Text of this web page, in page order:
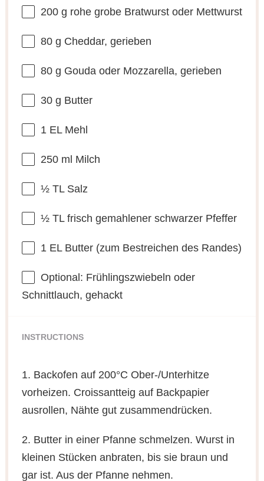
200 g rohe grobe Bratwurst oder Mettwurst
80 g Cheddar, gerieben
80 g Gouda oder Mozzarella, gerieben
30 g Butter
1EL Mehl
250ml Milch
½TL Salz
½TL frisch gemahlener schwarzer Pfeffer
1EL Butter (zum Bestreichen des Randes)
Optional: Frühlingszwiebeln oder
Schnittlauch, gehackt
INSTRUCTIONS
1. Backofen auf 200°C Ober-/Unterhitze
vorheizen. Croissantteig auf Backpapier
ausrollen, Nähte gut zusammendrücken.
2. Butter in einer Pfanne schmelzen. Wurst in
kleinen Stücken anbraten, bis sie braun und
gar ist. Aus der Pfanne nehmen.